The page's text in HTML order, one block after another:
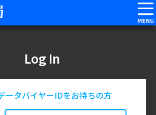
Log In
ータバイヤーIDをお持ちの方